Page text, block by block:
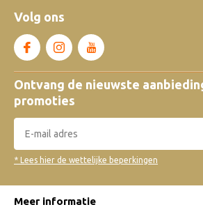
Volg ons
Ontvang de nieuwste
promoties
* Lees hier de wettelijke beperkingen
Meer informatie